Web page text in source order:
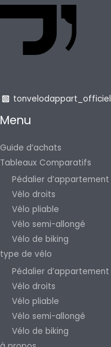
tonvelodappart_officiel
Menu
Guide d’achats
Tableaux Comparatifs
Pédalier d’appartement
Vélo droits
Vélo pliable
Vélo semi-allongé
Vélo de biking
type de vélo
Pédalier d’appartement
Vélo droits
Vélo pliable
Vélo semi-allongé
Vélo de biking